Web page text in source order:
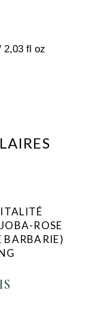
2,03 fl oz
ROSE
BARBARIE)